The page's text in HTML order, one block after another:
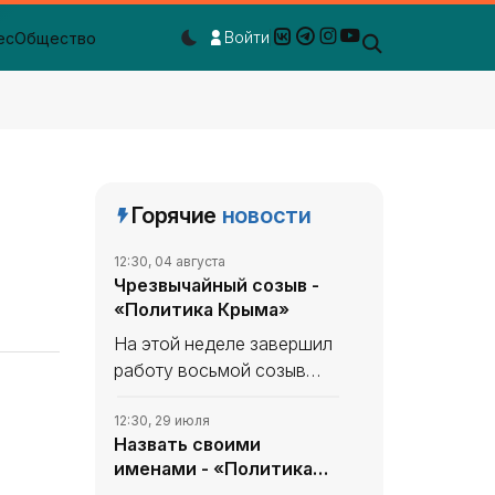
Общество
Dark mode toggle
Войти
Горячие новости
12:30, 04 августа
Чрезвычайный созыв -
«Политика Крыма»
На этой неделе завершил
работу восьмой созыв
июля состоялось
заключительное
пленарное заседание,
12:30, 29 июля
Назвать своими
именами - «Политика